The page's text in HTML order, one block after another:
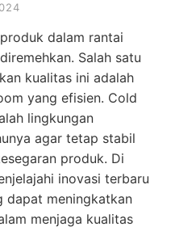
dalam rantai
Salah satu
kualitas ini adalah
yang efisien. Cold
lingkungan
agar tetap stabil
produk. Di
inovasi terbaru
dapat meningkatkan
menjaga kualitas